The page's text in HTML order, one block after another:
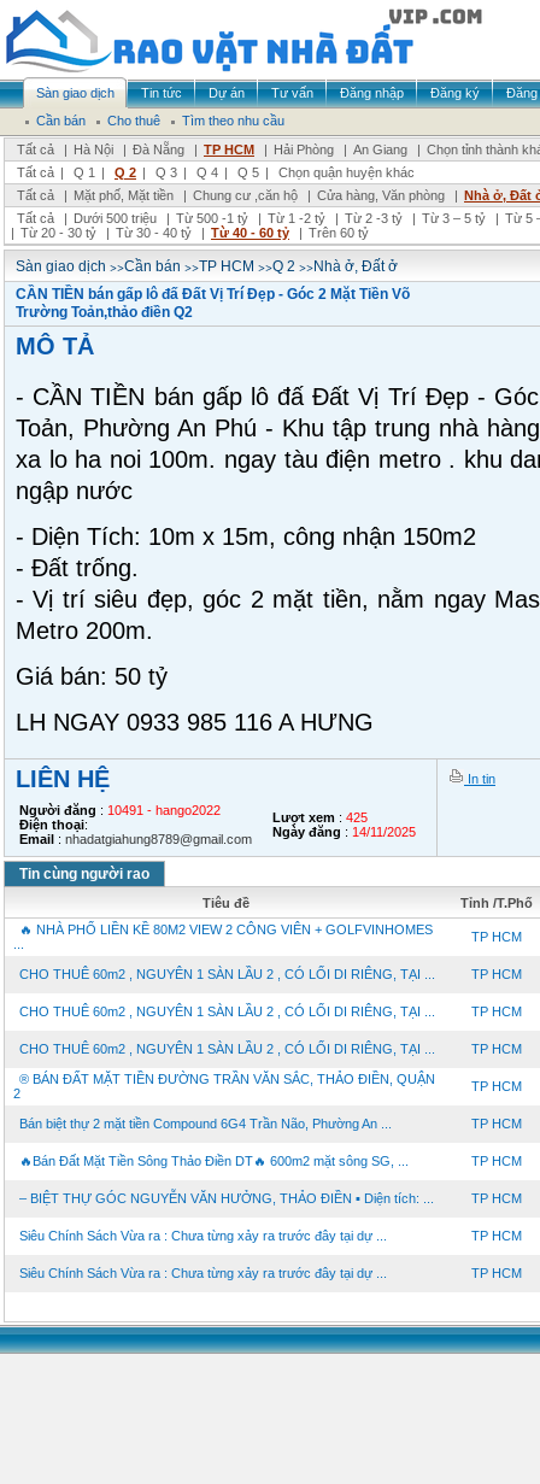
Sàn giao dịch Tin tức Dự án Tư vấn Đăng nhập Đăng ký
Đăng
Cần bán
Cho thuê
Tìm theo nhu cầu
Tất cả
| Hà Nội | Đà Nẵng | TP HCM | Hải Phòng | An Giang | Chọn tỉnh thành
Tất cả | Q 1 | Q 2 | Q 3 | Q 4 | Q 5 |
Chọn quận huyện khác
Tất cả
| Mặt phố, Mặt tiền | Chung cư ,căn hộ | Cửa hàng, Văn phòng | Nhà ở, Đất
Tất cả
| Dưới 500 triệu | Từ 500 -1 tỷ | Từ 1 -2 tỷ | Từ 2 -3 tỷ | Từ 3 – 5 tỷ | Từ 5
| Từ 20 - 30 tỷ | Từ 30 - 40 tỷ | Từ 40 - 60 tỷ | Trên 60 tỷ
Sàn giao dịch >>Cần bán >>TP HCM >>Q 2 >>Nhà ở, Đất ở
CẦN TIỀN bán gấp lô đấ Đất Vị Trí Đẹp - Góc 2 Mặt Tiền Võ
Trường Toản,thảo điền Q2
MÔ TẢ
- CẦN TIỀN bán gấp lô đấ Đất Vị Trí Đẹp -
Toản, Phường An Phú - Khu tập trung nhà
xa lo ha noi 100m. ngay tàu điện metro . khu
ngập nước
- Diện Tích: 10m x 15m, công nhận 150m2
- Đất trống.
- Vị trí siêu đẹp, góc 2 mặt tiền, nằm ngay
Metro 200m.
Giá bán: 50 tỷ
LH NGAY 0933 985 116 A HƯNG
LIÊN HỆ
Người đăng : 10491 - hango2022
Điện thoại:
Email : nhadatgiahung8789@gmail.com
Lượt xem : 425
Ngày đăng : 14/11/2025
In tin
Tin cùng người rao
Tiêu đề
Tỉnh /T.Phố
🔥 NHÀ PHỐ LIỀN KỀ 80M2 VIEW 2 CÔNG VIÊN + GOLFVINHOMES
TP HCM
CHO THUÊ 60m2 , NGUYÊN 1 SÀN LẦU 2 , CÓ LỐI DI RIÊNG, TẠI ... TP HCM
CHO THUÊ 60m2 , NGUYÊN 1 SÀN LẦU 2 , CÓ LỐI DI RIÊNG, TẠI ... TP HCM
CHO THUÊ 60m2 , NGUYÊN 1 SÀN LẦU 2 , CÓ LỐI DI RIÊNG, TẠI ... TP HCM
®️ BÁN ĐẤT MẶT TIỀN ĐƯỜNG TRẦN VĂN SẮC, THẢO ĐIỀN, QUẬN
2
TP HCM
Bán biệt thự 2 mặt tiền Compound 6G4 Trần Não, Phường An ... TP HCM
🔥Bán Đất Mặt Tiền Sông Thảo Điền DT🔥 600m2 mặt sông SG, ... TP HCM
– BIỆT THỰ GÓC NGUYỄN VĂN HƯỞNG, THẢO ĐIỀN ▪️ Diện tích: ... TP HCM
Siêu Chính Sách Vừa ra : Chưa từng xảy ra trước đây tại dự ... TP HCM
Siêu Chính Sách Vừa ra : Chưa từng xảy ra trước đây tại dự ... TP HCM